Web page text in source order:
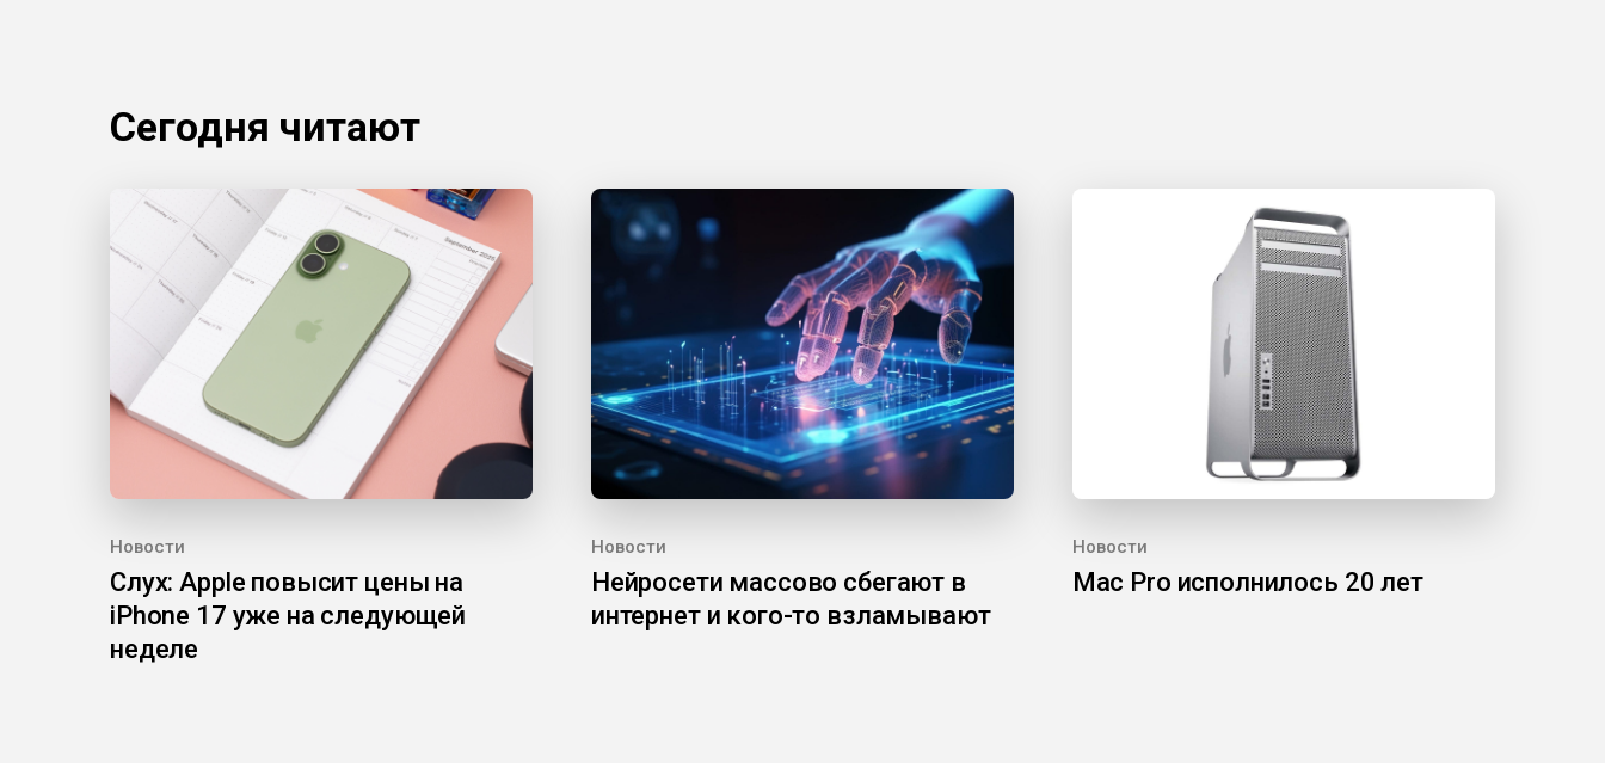
Сегодня читают
Новости
Слух: Apple повысит цены на
iPhone 17 уже на следующей
неделе
Новости
Нейросети массово сбегают в
интернет и кого-то взламывают
Новости
Mac Pro исполнилось 20 лет